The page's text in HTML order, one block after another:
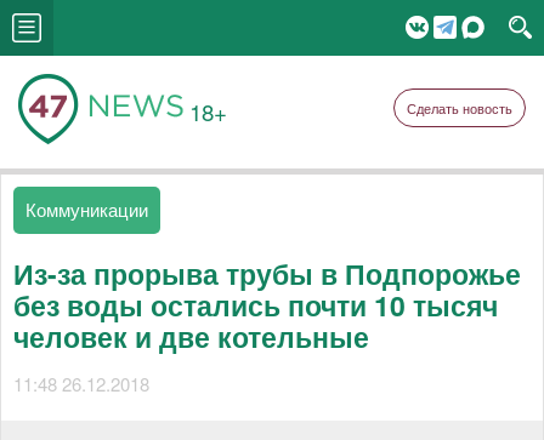
18+ Сделать новость
Коммуникации
Из-за прорыва трубы в Подпорожье
без воды остались почти 10 тысяч
человек и две котельные
11:48 26.12.2018